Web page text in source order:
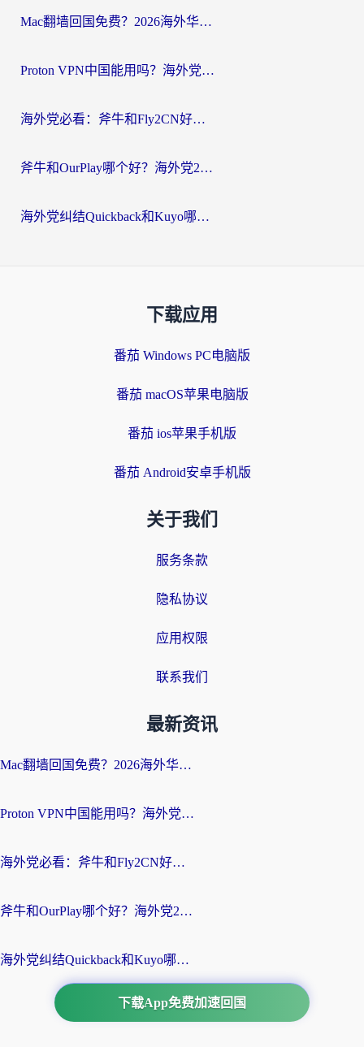
Mac翻墙回国免费？2026海外华人亲测：从CCTV5直播到国内APP，这样选加速器才靠谱
Proton VPN中国能用吗？海外党选回国加速器的避坑指南（附番茄加速器实测）
海外党必看：斧牛和Fly2CN好用吗？3招教你选对回国加速器（附免费试用攻略）
斧牛和OurPlay哪个好？海外党2026亲测：选对加速器，国内资源秒加载
海外党纠结Quickback和Kuyo哪个好？选对回国加速器才能无缝刷国内资源
下载应用
番茄 Windows PC电脑版
番茄 macOS苹果电脑版
番茄 ios苹果手机版
番茄 Android安卓手机版
关于我们
服务条款
隐私协议
应用权限
联系我们
最新资讯
Mac翻墙回国免费？2026海外华人亲测：从CCTV5直播到国内APP，这样选加速器才靠谱
Proton VPN中国能用吗？海外党选回国加速器的避坑指南（附番茄加速器实测）
海外党必看：斧牛和Fly2CN好用吗？3招教你选对回国加速器（附免费试用攻略）
斧牛和OurPlay哪个好？海外党2026亲测：选对加速器，国内资源秒加载
海外党纠结Quickback和Kuyo哪个好？选对回国加速器才能无缝刷国内资源
下载App免费加速回国